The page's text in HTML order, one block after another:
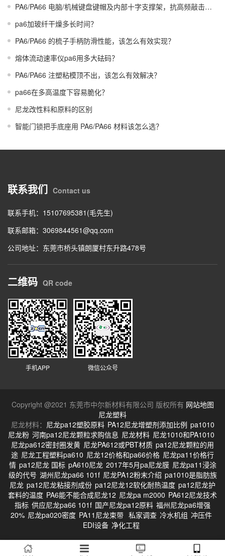
PA6/PA66 电脑/机械键盘键帽及内部十字支撑架，抗高频敲击冲击与防油污表面处理。
pa6加玻纤干燥多长时间？
PA6/PA66 的梳子手柄防滑性能，该怎么有效实现？
熔体流动速率仪pa6用多大砝码？
PA6/PA66 注塑粘模顶不出，该怎么有效解决？
pa66在多高温度下容易脆化？
尼龙改性料和原料的区别
智能门锁把手底座用 PA6/PA66 材料该怎么选？
联系我们 Contact us
联系手机：15107695381(毛先生)
联系邮箱： 3069844561@qq.com
公司地址：东莞市桥头镇朗厦村东升路478号
二维码 QR code
手机APP 微信公众号
Copyright @2021 东莞市中尔新材料有限公司 版权所有 网站地图
尼龙塑料
尼龙材料： 尼龙pa12塑胶原料 PA12尼龙增塑剂添加比例 pa1010
尼龙粉 河南pa12尼龙颗粒求购信息 尼龙材料 尼龙1010和PA1010
尼龙pa612密封圈发黄 尼龙PA612或PBT材质 pa12尼龙颗粒的用
途 尼龙工程塑料pa610 尼龙12价格和pa66价格 尼龙pa11价格行
情 pa12尼龙 国标 pA610尼龙 2017年5月pa尼龙膜 尼龙pa11浸涂
级的代号 湖州尼龙pa66 101f 尼龙PA12粉末介绍 pa1010是脂肪族
尼龙 pa12尼龙粘接剂成份 pa12尼龙12软化耐热温度 pa12尼龙护
套料的温度 PA6能不能合成尼龙12 尼龙pa m2000 PA612尼龙技术
指标 供应尼龙pa66 101f 国产尼龙pa12原料 福州尼龙pa6增强
20% 尼龙pa020密度 PA11尼龙束带 私家调查 冷水机组 冲压件
EDI设备 净化工程